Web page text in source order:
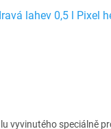
lahev 0,5 l Pixel
vyvinutého speciálně